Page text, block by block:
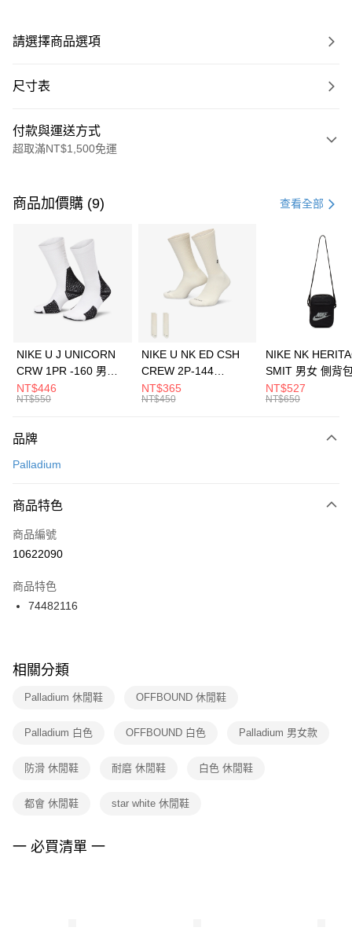
請選擇商品選項
尺寸表
付款與運送方式
超取滿NT$1,500免運
信用卡一次付款
3 期 0 利率 每期 21家銀行
合作金庫商業銀行
第一商業銀行
華南商業銀行
彰化商業銀行
上海商業儲蓄銀行
元大商業銀行
台灣樂天信用卡公司
Apple Pay
全盈+PAY
AFTEE先享後付
【關於「AFTEE先享後付」】
便利好安心！
３．安心：先確認商品／服務後，再付款。
【「AFTEE先享後付」結帳流程】
１．於結帳方式選擇「AFTEE先享後付」後，將跳轉至「AFTEE先享後付」
２．訂單成立數日內，您將收到繳費通知簡訊。
３．收到繳費通知簡訊後14天內，點擊此簡訊中的連結，可透過四大超商／
ATM／網路銀行／等多元方式進行付款，方視為交易完成。
※ 交易是否成功請以「AFTEE先享後付 」之結帳頁面顯示為準，若有關於
是否繳費成功／繳費後需取消欲退款等相關疑問，請聯繫「AFTEE先享後付
客戶支援中心」https://netprotections.freshdesk.com/support/home
１．透過由恩沛科技股份有限公司提供之「AFTEE先享後付」服務完成之交
權轉讓予恩沛科技股份有限公司。
３．未成年的使用者請事先徵得法定代理人或監護人之同意方可使用
４．使用「AFTEE先享後付」時，將依據個別帳號之用戶狀況，依本公司即
運送方式
每筆NT$100，滿NT$1,500(含以上)免運費
宅配
每筆NT$100，滿NT$1,500(含以上)免運費
付款後門市自取
每筆NT$100，滿NT$1,500(含以上)免運費
商品加價購 (9) 查看全部
NIKE U J UNICORN
CRW 1PR -160 男女
中統襪 FZ3393100
NT$446
NT$550
NIKE U NK ED CSH
CREW 2P-144
EMBRDY 男女 短統襪
FZ3073133
NT$365
NT$450
NIKE NK
SMIT 男女 側背
BA5871010
NT$527
NT$650
品牌
Palladium
商品特色
商品編號
10622090
商品特色
74482116
相關分類
Palladium 休閒鞋 OFFBOUND 休閒鞋
Palladium 白色 OFFBOUND 白色 Palladium 男女款
防滑 休閒鞋 耐磨 休閒鞋 白色 休閒鞋
都會 休閒鞋 star white 休閒鞋
一 必買清單 一